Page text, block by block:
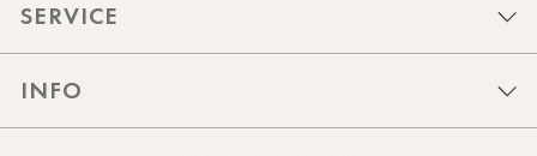
SERVICE
INFO